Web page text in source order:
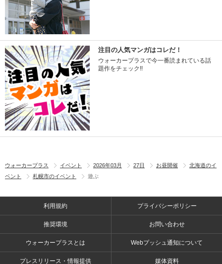
注目の人気マンガはコレだ！
ウォーカープラスで今一番読まれている話
題作をチェック!!
ウォーカープラス イベント 2026年03月 27日 お昼開催
北海道のイ
ベント
札幌市のイベント 遊ぶ
利用規約 プライバシーポリシー
推奨環境 お問い合わせ
ウォーカープラスとは Webプッシュ通知について
プレスリリース・情報提供 媒体資料